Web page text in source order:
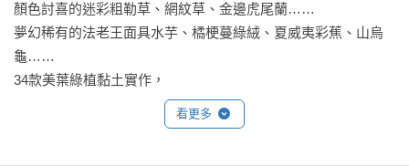
顏色討喜的迷彩粗勒草、網紋草、金邊虎尾蘭……
夢幻稀有的法老王面具水芋、橘梗蔓綠絨、夏威夷彩蕉、山烏
龜……
34款美葉綠植黏土實作，
免陽台、免土地、零照護，也可以完成一次擁有的美夢！
看更多